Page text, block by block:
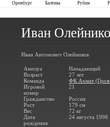
Оренбург Балтика Рубин
Иван
Иван Антонович Олейников
Амплуа
Нападающий
Возраст
27 лет
Команда
ФК Ахмат(
Игровой
номер
21
Гражданство
Россия
Рост
179 см
Вес
72 кг
Дата
рождения
24 августа 1998